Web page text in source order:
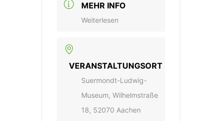
MEHR INFO
Weiterlesen
VERANSTALTUNGSORT
Suermondt-Ludwig-
Museum, Wilhelmstraße
18, 52070 Aachen